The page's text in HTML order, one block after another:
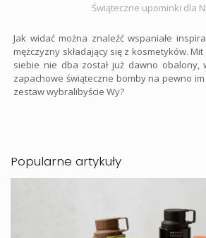
Świąteczne upominki dla
Jak widać można znaleźć wspaniałe
mężczyzny składający się z kosmetyków. Mit
siebie nie dba został już dawno obalony,
zapachowe świąteczne bomby na pewno
zestaw wybralibyście Wy?
Popularne artykuły